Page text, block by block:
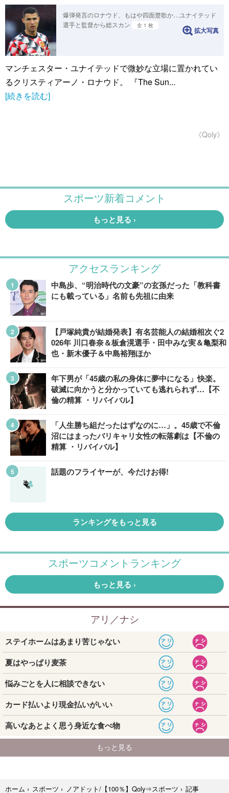
爆弾発言のロナウド、もはや四面楚歌か…ユナイテッド
選手と監督から総スカン
全 1 枚
拡大写真
マンチェスター・ユナイテッドで微妙な立場に置かれてい
るクリスティアーノ・ロナウド。 『The Sun...
[続きを読む]
《Qoly》
アクセスランキング
中島歩、“明治時代の文豪”の玄孫だった「教科書
にも載っている」名前も先祖に由来
【戸塚純貴が結婚発表】有名芸能人の結婚相次ぐ2
026年 川口春奈＆板倉滉選手・田中みな実＆亀梨和
也・新木優子＆中島裕翔ほか
年下男が「45歳の私の身体に夢中になる」快楽。
破滅に向かうと分かっていても逃れられず…【不
倫の精算 ・リバイバル】
「人生勝ち組だったはずなのに…」。45歳で不倫
沼にはまったバリキャリ女性の転落劇は【不倫の
精算 ・リバイバル】
話題のフライヤーが、今だけお得!
ランキングをもっと見る
ホーム › スポーツ › ノアドット/【100％】Qoly⇒スポーツ › 記事